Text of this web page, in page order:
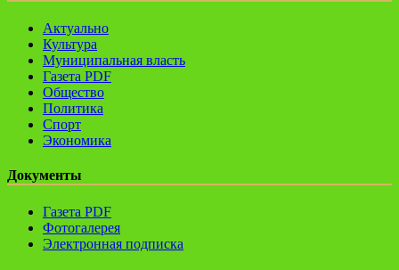
Актуально
Культура
Муниципальная власть
Газета PDF
Общество
Политика
Спорт
Экономика
Документы
Газета PDF
Фотогалерея
Электронная подписка